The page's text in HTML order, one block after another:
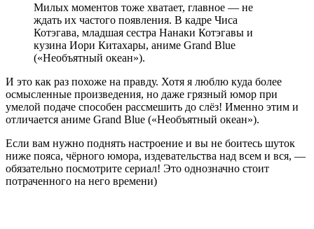
Милых моментов тоже хватает, главное — не
ждать их частого появления. В кадре Чиса
Котэгава, младшая сестра Нанаки Котэгавы и
кузина Иори Китахары, аниме Grand Blue
(«Необъятный океан»).
И это как раз похоже на правду. Хотя я люблю куда более
осмысленные произведения, но даже грязный юмор при
умелой подаче способен рассмешить до слёз! Именно этим и
отличается аниме Grand Blue («Необъятный океан»).
Если вам нужно поднять настроение и вы не боитесь шуток
ниже пояса, чёрного юмора, издевательства над всем и вся, —
обязательно посмотрите сериал! Это однозначно стоит
потраченного на него времени)